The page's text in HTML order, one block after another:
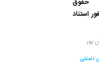
حقوق
استناد
پور